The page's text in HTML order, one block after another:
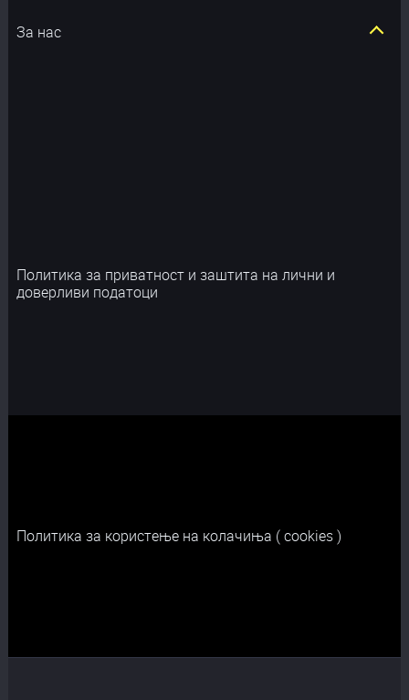
За нас
Политика за приватност и заштита на лични и
доверливи податоци
Политика за користење на колачиња ( cookies )